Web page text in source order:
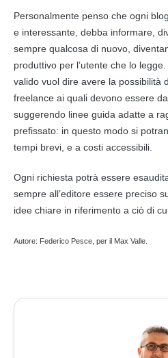
Personalmente penso che ogni
e interessante, debba informare,
sempre qualcosa di nuovo,
produttivo per l’utente che lo
valido vuol dire avere la possibilità
freelance ai quali devono essere
suggerendo linee guida adatte a
prefissato: in questo modo si
tempi brevi, e a costi accessibili.
Ogni richiesta potrà essere
sempre all’editore essere preciso
idee chiare in riferimento a ciò di
Autore: Federico Pesce, per il Max Valle.